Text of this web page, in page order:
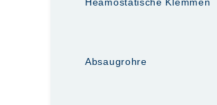
Absaugrohre